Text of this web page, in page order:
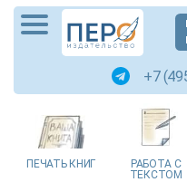
+7
ПЕЧАТЬ КНИГ РАБОТА С
ТЕКСТОМ